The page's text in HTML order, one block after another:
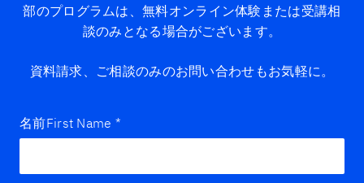
部のプログラムは、無料オンライン体験または受講相
談のみとなる場合がございます。
資料請求、ご相談のみのお問い合わせもお気軽に。
名前First Name *